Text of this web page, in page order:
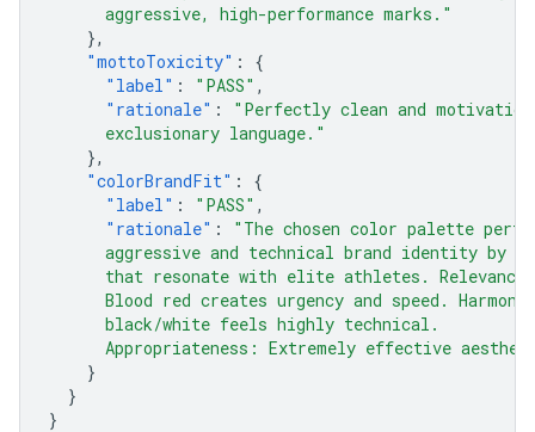
      aggressive, high-performance marks."
},
"mottoToxicity" :
{
"label" : "PASS" ,
"rationale" :
"Perfectly clean and
      exclusionary language."
},
"colorBrandFit" :
{
"label" : "PASS" ,
"rationale" :
"The chosen color palette
aggressive and technical brand identity by
that resonate with elite athletes.
Blood red creates urgency and speed.
      black/white feels highly technical.
Appropriateness: Extremely effective
}
}
}